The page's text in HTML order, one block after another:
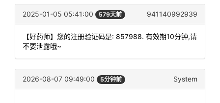
2025-01-05 05:41:00 579天前 941140992939
【好药师】您的注册验证码是: 857988. 有效期10分钟,请
不要泄露哦~
2026-08-07 09:49:00 5分钟前 System